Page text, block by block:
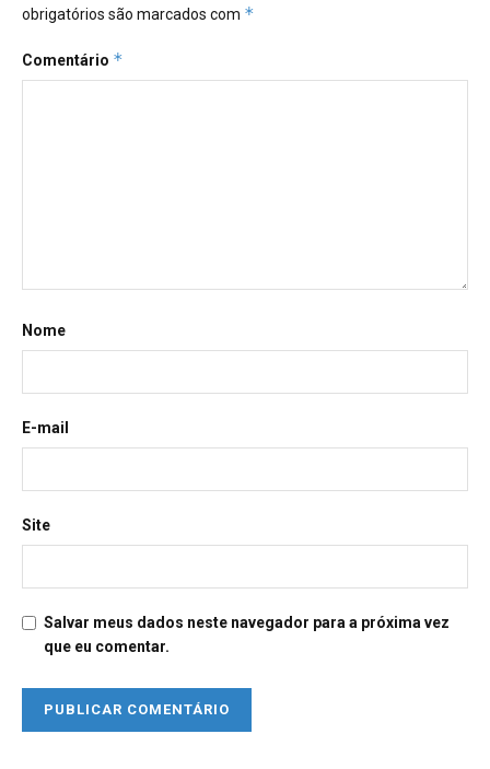
obrigatórios são marcados com *
Comentário *
Nome
E-mail
Site
Salvar meus dados neste navegador para a próxima vez
que eu comentar.